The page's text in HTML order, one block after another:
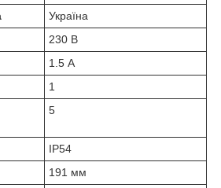
Україна
230 В
1.5 А
1
5
IP54
191 мм